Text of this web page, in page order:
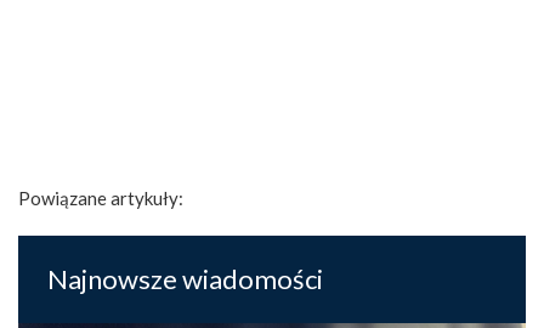
Powiązane artykuły:
Najnowsze wiadomości